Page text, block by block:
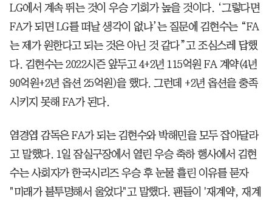
LG에서 계속 뛰는 것이 우승 기회가 높을 것이다. ‘그렇다면
FA가 되면 LG를 떠날 생각이 없냐’는 질문에 김현수는 “FA
는 제가 원한다고 되는 것은 아닌 것 같다”고 조심스레 답했
다. 김현수는 2022시즌 앞두고 4+2년 115억원 FA 계약(4년
90억원+2년 옵션 25억원)을 했다. 그런데 +2년 옵션을 충족
시키지 못해 FA가 된다.
염경엽 감독은 FA가 되는 김현수와 박해민을 모두 잡아달라
고 말했다. 1일 잠실구장에서 열린 우승 축하 행사에서 김현
수는 사회자가 한국시리즈 우승 후 눈물 흘린 이유를 묻자
"미래가 불투명해서 울었다"고 말했다. 팬들이 '재계약, 재계